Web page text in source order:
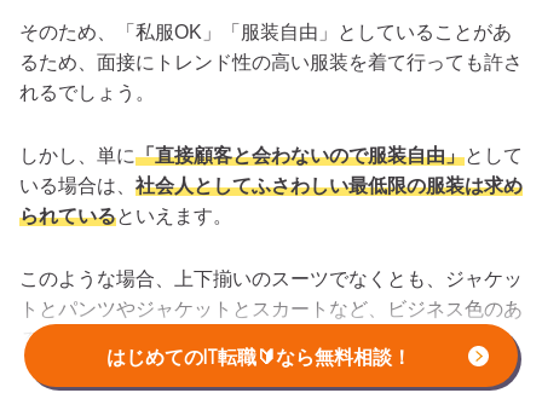
はじめてのIT転職🔰なら無料相談！
そのため、
「私服OK」「服装自由」としていることがあ
るため、面接にトレンド性の高い服装を着て行っても許さ
れるでしょう。
しかし、単に「直接顧客と会わないので服装自由」として
いる場合は、 社会人としてふさわしい最低限の服装は求め
られているといえます。
このような場合、上下揃いのスーツでなくとも、ジャケッ
トとパンツやジャケットとスカートなど、ビジネス色のあ
る服装であれば問題ないと解釈できます。